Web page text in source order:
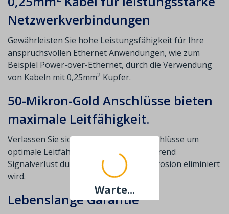
Netzwerkverbindungen
Gewährleisten Sie hohe Leistungsfähigkeit für Ihre
anspruchsvollen Ethernet Anwendungen, wie zum
Beispiel Power-over-Ethernet, durch die Verwendung
von Kabeln mit 0,25mm2 Kupfer.
50-Mikron-Gold Anschlüsse bieten
maximale Leitfähigkeit.
Verlassen Sie sich auf unsere RJ45-Anschlüsse um
optimale Leitfähigkeit zu erhalten, während
Signalverlust durch Oxidation oder Korrosion eliminiert
wird.
Lebenslange Garantie
Warte...